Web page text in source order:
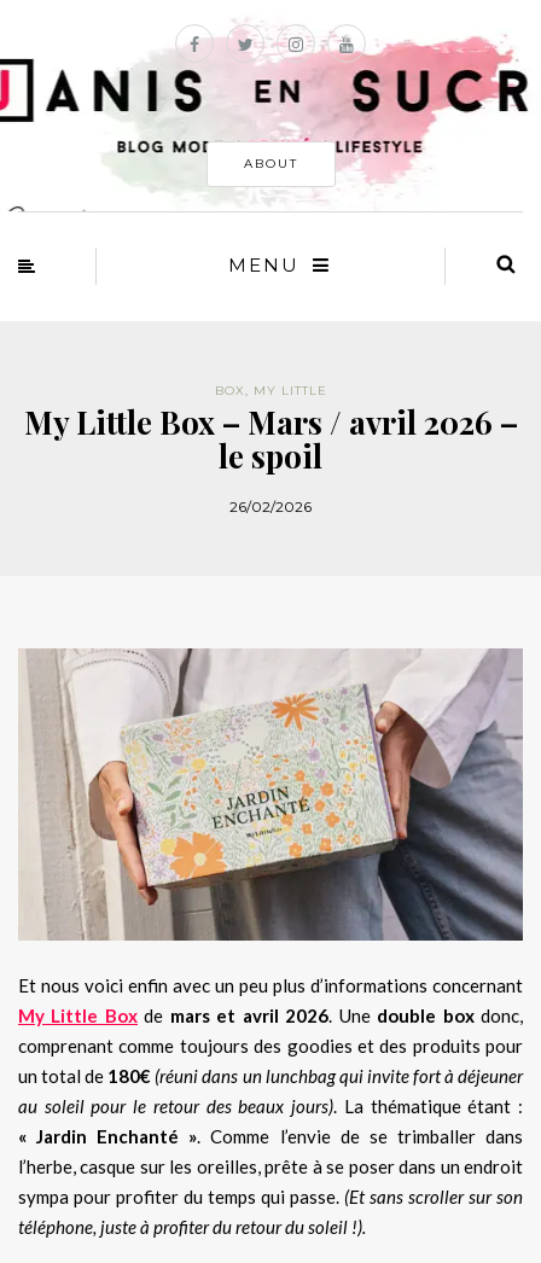
ABOUT
MENU
BOX, MY LITTLE
My Little Box – Mars / avril 2026 –
le spoil
26/02/2026
Et nous voici enfin avec un peu plus d’informations concernant
My Little Boxde mars et avril 2026. Une double boxdonc,
comprenant comme toujours des goodies et des produits pour
un total de 180€ (réuni dans un lunchbag qui invite fort à déjeuner
au soleil pour le retour des beaux jours). La thématique étant :
« Jardin Enchanté ». Comme l’envie de se trimballer dans
l’herbe, casque sur les oreilles, prête à se poser dans un endroit
sympa pour profiter du temps qui passe. (Et sans scroller sur son
téléphone, juste à profiter du retour du soleil !).